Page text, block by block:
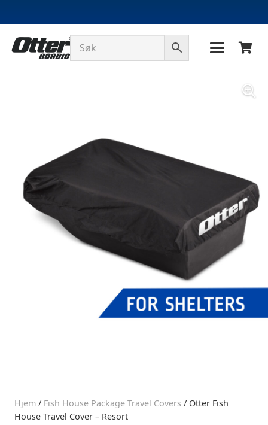
Hjem / Fish House Package Travel Covers / Otter Fish
House Travel Cover – Resort